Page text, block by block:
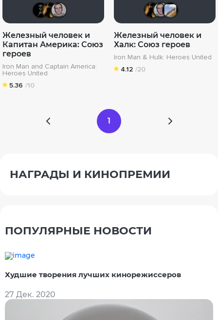
Железный человек и
Капитан Америка: Союз
героев
Iron Man and Captain America:
Heroes United
5.36 /10
Железный человек и
Халк: Союз героев
Iron Man & Hulk: Heroes United
4.12 /20
1
НАГРАДЫ И КИНОПРЕМИИ
ПОПУЛЯРНЫЕ НОВОСТИ
Худшие творения лучших кинорежиссеров
27 Дек. 2020